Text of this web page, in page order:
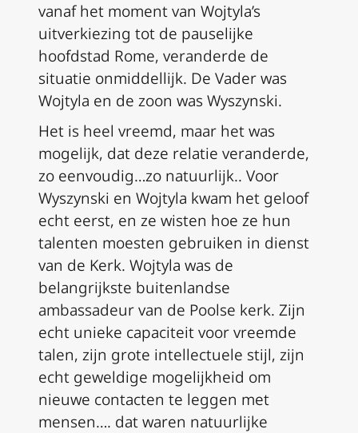
vanaf het moment van Wojtyla’s
uitverkiezing tot de pauselijke
hoofdstad Rome, veranderde de
situatie onmiddellijk. De Vader was
Wojtyla en de zoon was Wyszynski.
Het is heel vreemd, maar het was
mogelijk, dat deze relatie veranderde,
zo eenvoudig…zo natuurlijk.. Voor
Wyszynski en Wojtyla kwam het geloof
echt eerst, en ze wisten hoe ze hun
talenten moesten gebruiken in dienst
van de Kerk. Wojtyla was de
belangrijkste buitenlandse
ambassadeur van de Poolse kerk. Zijn
echt unieke capaciteit voor vreemde
talen, zijn grote intellectuele stijl, zijn
echt geweldige mogelijkheid om
nieuwe contacten te leggen met
mensen…. dat waren natuurlijke